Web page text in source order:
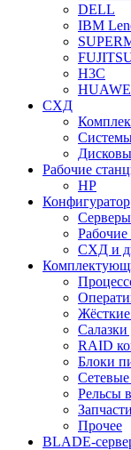
DELL
IBM
H3C
СХД
Рабочие
HP
Конфигуратор
Серверы
Рабочие
СХД и
Салазки
RAID
Блоки
Рельсы
Прочее
BLADE-